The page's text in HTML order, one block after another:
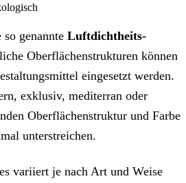
genannte Luft­dichtheits­
Oberflächen­strukturen können
eingesetzt werden.
exklusiv, mediterran oder
Oberflächen­struktur und Farbe
unterstreichen.
variiert je nach Art und Weise